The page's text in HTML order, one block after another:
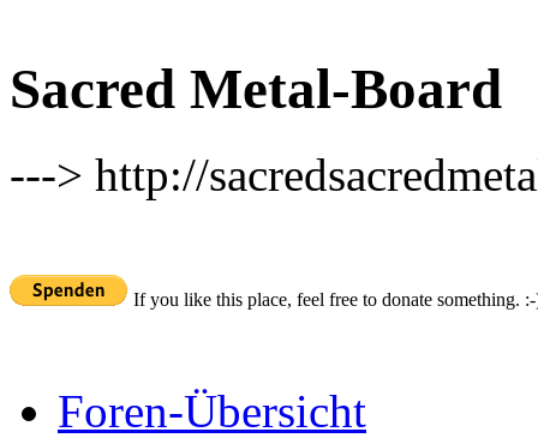
Sacred Metal-Board
---> http://
If you like this place, feel free to donate something.
Foren-Übersicht